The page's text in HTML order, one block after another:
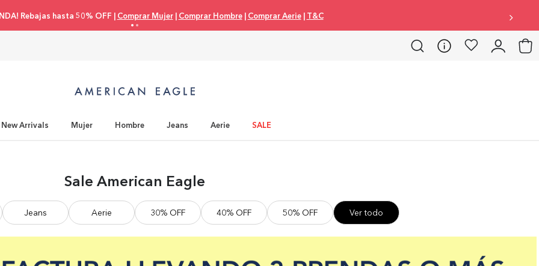
Rebajas hasta 50% OFF | Comprar Mujer| Comprar Hombre| Comprar Aerie| T&C
New Arrivals Mujer Hombre Jeans Aerie SALE
Sale American Eagle
Jeans Aerie 30% OFF 40% OFF 50% OFF Ver todo